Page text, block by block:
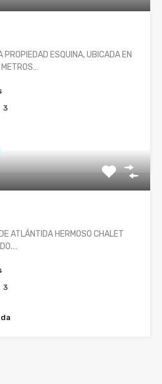
ESQUINA, UBICADA EN
3
ATLÁNTIDA HERMOSO CHALET
3